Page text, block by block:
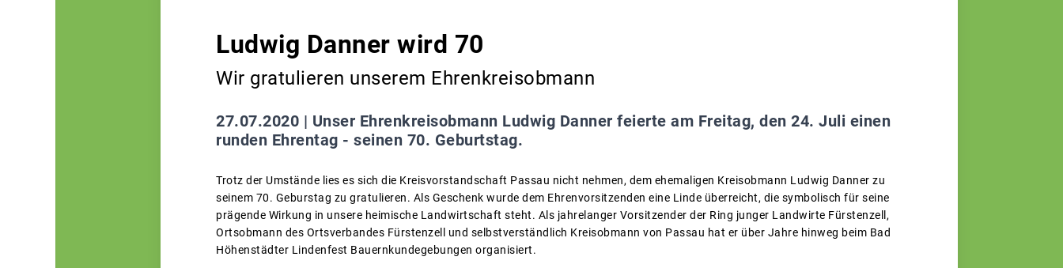
Ludwig Danner wird 70
Wir gratulieren unserem Ehrenkreisobmann
27.07.2020 | Unser Ehrenkreisobmann Ludwig Danner feierte am Freitag, den 24. Juli einen
runden Ehrentag - seinen 70. Geburtstag.
Trotz der Umstände lies es sich die Kreisvorstandschaft Passau nicht nehmen, dem ehemaligen Kreisobmann Ludwig Danner zu
seinem 70. Geburstag zu gratulieren. Als Geschenk wurde dem Ehrenvorsitzenden eine Linde überreicht, die symbolisch für seine
prägende Wirkung in unsere heimische Landwirtschaft steht. Als jahrelanger Vorsitzender der Ring junger Landwirte Fürstenzell,
Ortsobmann des Ortsverbandes Fürstenzell und selbstverständlich Kreisobmann von Passau hat er über Jahre hinweg beim Bad
Höhenstädter Lindenfest Bauernkundegebungen organisiert.